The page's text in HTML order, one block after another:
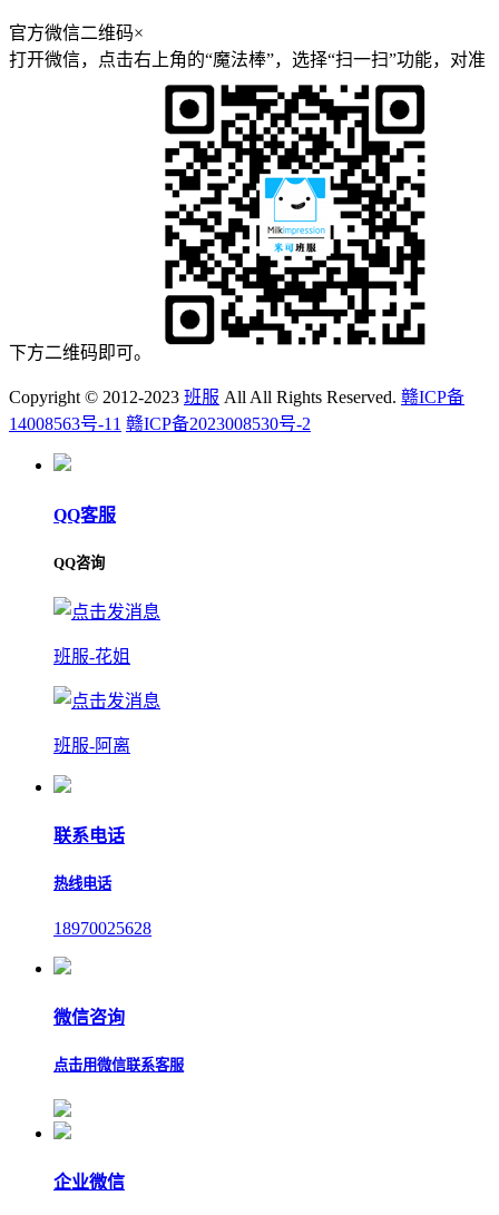
官方微信二维码×
打开微信，点击右上角的“魔法棒”，选择“扫一扫”功能，对准
下方二维码即可。
Copyright © 2012-2023 班服 All All Rights Reserved. 赣ICP备
14008563号-11 赣ICP备2023008530号-2
QQ客服
QQ咨询
班服-花姐
班服-阿离
联系电话
热线电话
18970025628
微信咨询
点击用微信联系客服
企业微信